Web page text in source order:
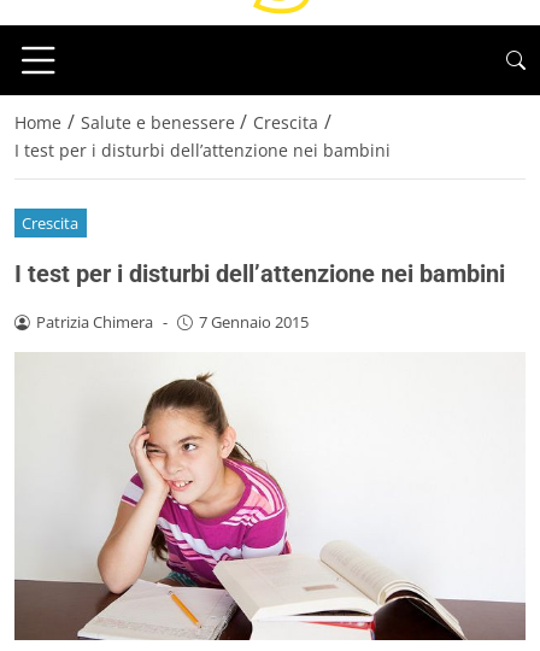
Home / Salute e benessere / Crescita /
I test per i disturbi dell’attenzione nei bambini
Crescita
I test per i disturbi dell’attenzione nei bambini
Patrizia Chimera - 7 Gennaio 2015